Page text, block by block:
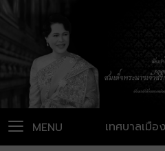
เทศบาลเมือ
MENU